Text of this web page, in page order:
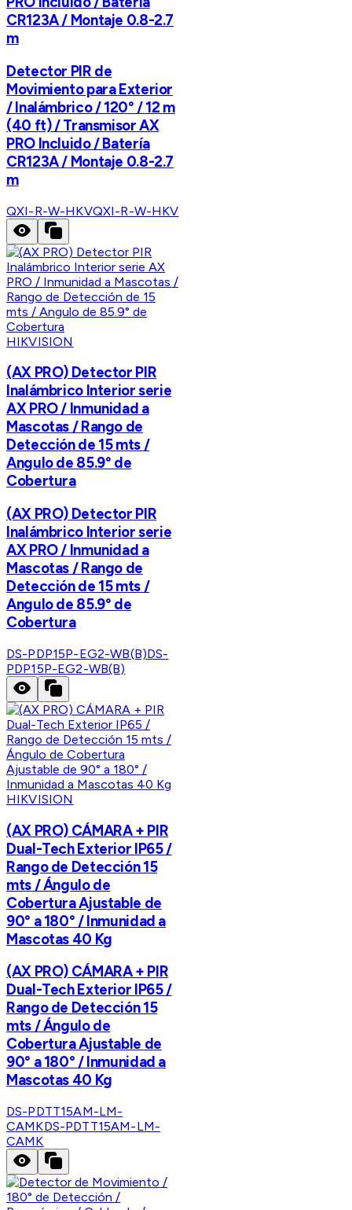
CR123A / Montaje 0.8-2.7
m
Detector PIR de
Movimiento para Exterior
/ Inalámbrico / 120° / 12 m
(40 ft) / Transmisor AX
PRO Incluido / Batería
CR123A / Montaje 0.8-2.7
m
QXI-R-W-HKVQXI-R-W-HKV
HIKVISION
(AX PRO) Detector PIR
Inalámbrico Interior serie
AX PRO / Inmunidad a
Mascotas / Rango de
Detección de 15 mts /
Angulo de 85.9° de
Cobertura
(AX PRO) Detector PIR
Inalámbrico Interior serie
AX PRO / Inmunidad a
Mascotas / Rango de
Detección de 15 mts /
Angulo de 85.9° de
Cobertura
DS-PDP15P-EG2-WB(B)DS-
PDP15P-EG2-WB(B)
HIKVISION
(AX PRO) CÁMARA + PIR
Dual-Tech Exterior IP65 /
Rango de Detección 15
mts / Ángulo de
Cobertura Ajustable de
90° a 180° / Inmunidad a
Mascotas 40 Kg
(AX PRO) CÁMARA + PIR
Dual-Tech Exterior IP65 /
Rango de Detección 15
mts / Ángulo de
Cobertura Ajustable de
90° a 180° / Inmunidad a
Mascotas 40 Kg
DS-PDTT15AM-LM-
CAMKDS-PDTT15AM-LM-
CAMK